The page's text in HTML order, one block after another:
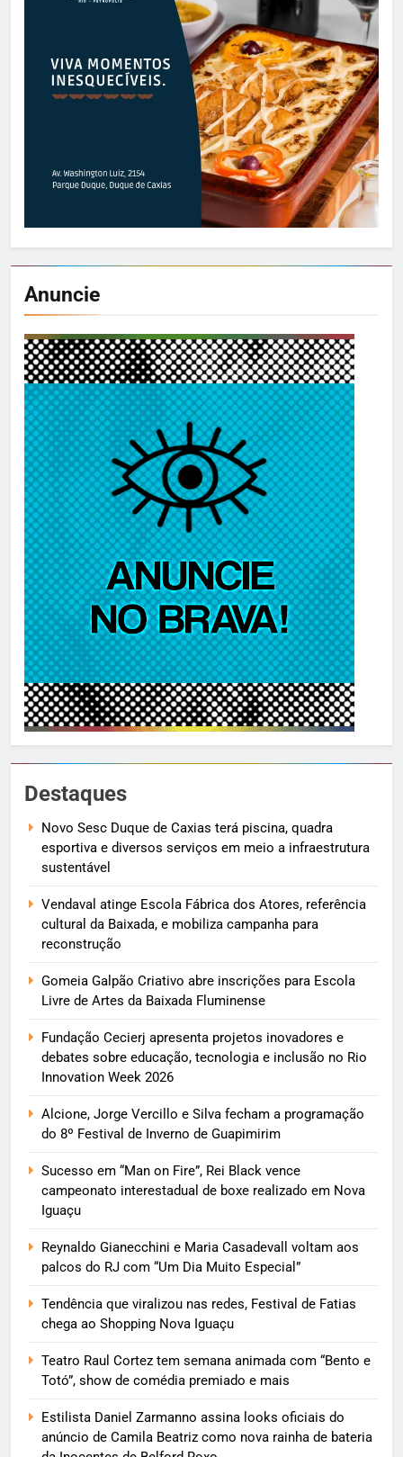
Anuncie
Destaques
Novo Sesc Duque de Caxias terá piscina, quadra
esportiva e diversos serviços em meio a infraestrutura
sustentável
Vendaval atinge Escola Fábrica dos Atores, referência
cultural da Baixada, e mobiliza campanha para
reconstrução
Gomeia Galpão Criativo abre inscrições para Escola
Livre de Artes da Baixada Fluminense
Fundação Cecierj apresenta projetos inovadores e
debates sobre educação, tecnologia e inclusão no Rio
Innovation Week 2026
Alcione, Jorge Vercillo e Silva fecham a programação
do 8º Festival de Inverno de Guapimirim
Sucesso em “Man on Fire”, Rei Black vence
campeonato interestadual de boxe realizado em Nova
Iguaçu
Reynaldo Gianecchini e Maria Casadevall voltam aos
palcos do RJ com “Um Dia Muito Especial”
Tendência que viralizou nas redes, Festival de Fatias
chega ao Shopping Nova Iguaçu
Teatro Raul Cortez tem semana animada com “Bento e
Totó”, show de comédia premiado e mais
Estilista Daniel Zarmanno assina looks oficiais do
anúncio de Camila Beatriz como nova rainha de bateria